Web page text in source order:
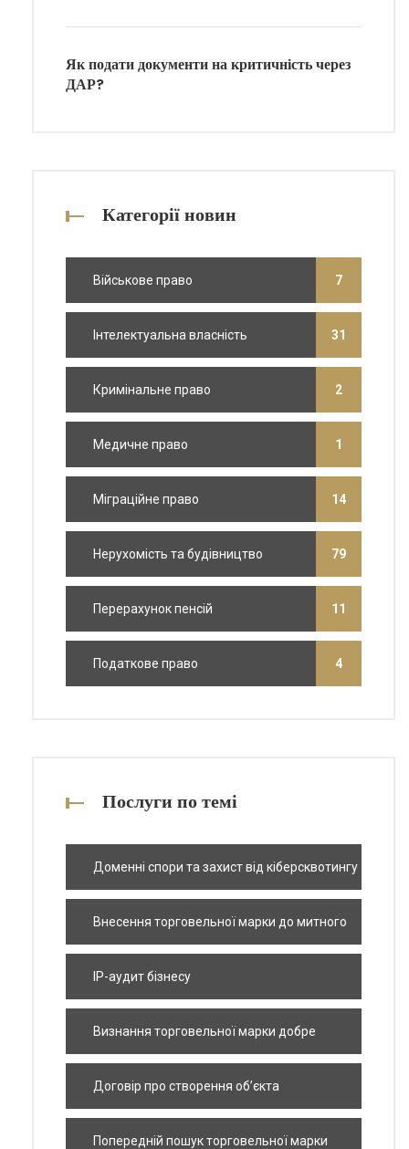
Як подати документи на критичність через
ДАР?
Категорії новин
Військове право 7
Інтелектуальна власність 31
Кримінальне право 2
Медичне право 1
Міграційне право 14
Нерухомість та будівництво 79
Перерахунок пенсій 11
Податкове право 4
Послуги по темі
Доменні спори та захист від кіберсквотингу
Внесення торговельної марки до митного
IP-аудит бізнесу
Визнання торговельної марки добре
Договір про створення об’єкта
Попередній пошук торговельної марки